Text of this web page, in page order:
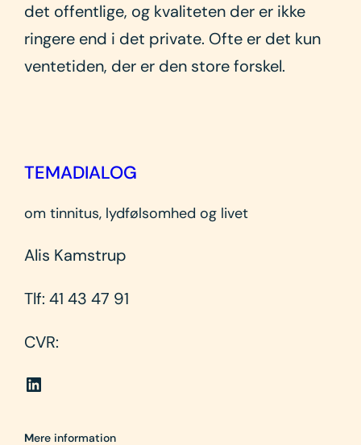
det offentlige, og kvaliteten der er ikke
ringere end i det private. Ofte er det kun
ventetiden, der er den store forskel.
TEMADIALOG
om tinnitus, lydfølsomhed og livet
Alis Kamstrup
Tlf: 41 43 47 91
CVR:
LinkedIn link
Mere information